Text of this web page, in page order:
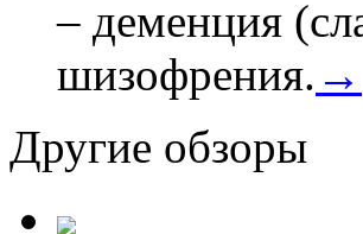
– деменция
шизофрения. →
Другие обзоры